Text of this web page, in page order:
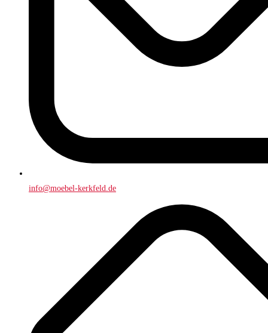
info@moebel-kerkfeld.de